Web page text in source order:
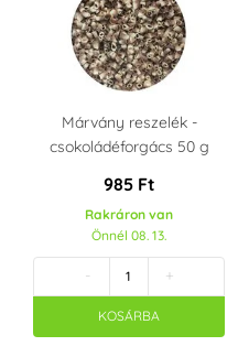
SvětCukrářů.cz (0)
Wilton (0)
Szín
Fehér (31)
Piros (28)
Barna (15)
Márvány reszelék -
csokoládéforgács 50 g
985 Ft
Rakráron van
Önnél 08. 13.
- +
KOSÁRBA